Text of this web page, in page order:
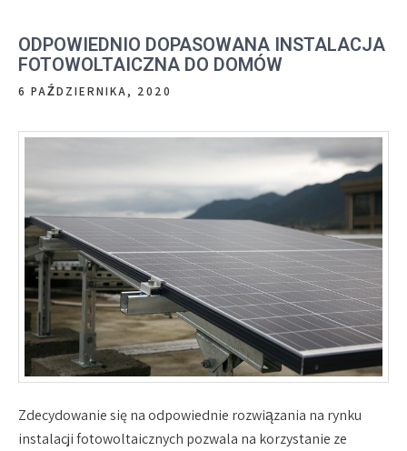
ODPOWIEDNIO DOPASOWANA INSTALACJA
FOTOWOLTAICZNA DO DOMÓW
6 PAŹDZIERNIKA, 2020
Zdecydowanie się na odpowiednie rozwiązania na rynku
instalacji fotowoltaicznych pozwala na korzystanie ze